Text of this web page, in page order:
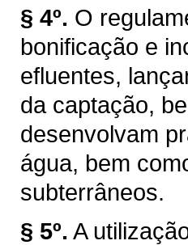
§ 4º. O
bonificação e
efluentes,
da captação,
desenvolvam
água, bem
subterrâneos.
§ 5º. A